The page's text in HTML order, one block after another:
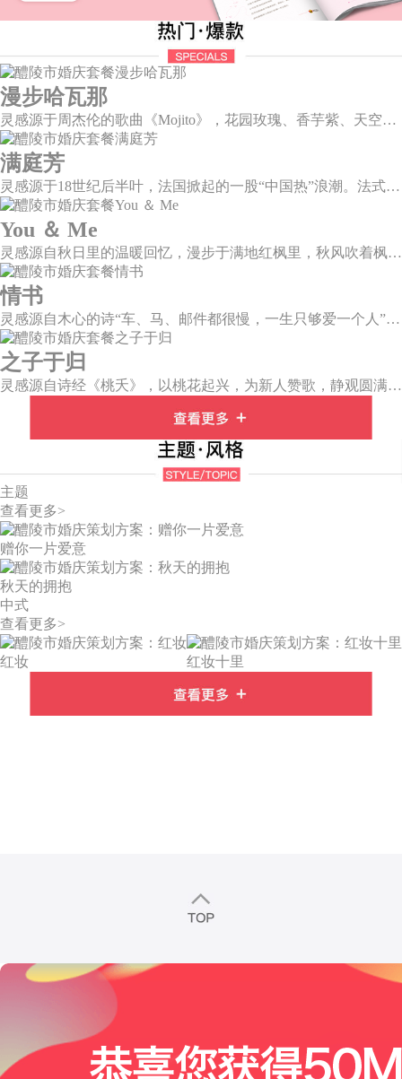
漫步哈瓦那
灵感源于周杰伦的歌曲《Mojito》，花园玫瑰、香芋紫、天空蓝等色彩碰撞出的热带风情，在多层次空间下大方异域光彩。因为遇见了爱情，整个世界都变得五彩斑斓。
满庭芳
灵感源于18世纪后半叶，法国掀起的一股“中国热”浪潮。法式华贵糅合了中国风，中西文化元素的精彩碰撞，打造一座绚烂的复古花园，让浪漫婚礼增添了一份优雅气质。
You ＆ Me
灵感源自秋日里的温暖回忆，漫步于满地红枫里，秋风吹着枫叶飒飒作响，我看着漫天的霞光，脑海里灵感渐渐浮现，希望绘出一场如秋意般温柔的婚礼，将所有的美好定格于此。
情书
灵感源自木心的诗“车、马、邮件都很慢，一生只够爱一个人”。那是一个情书里的年代，见字如面，纸短情长，想为你再写一纸情书，一字一句掂量，把文字写成我思念的模样。
之子于归
灵感源自诗经《桃夭》，以桃花起兴，为新人赞歌，静观圆满和乐的东方情调；山水院落，书香雅意，在古韵臻境间晕染缱绻深情。
主题
查看更多>
赠你一片爱意
秋天的拥抱
中式
查看更多>
红妆 红妆十里